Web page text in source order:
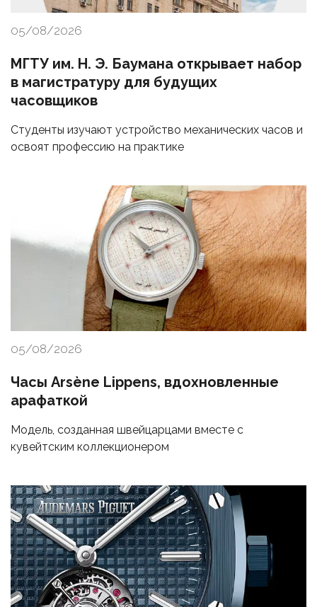
05/08/2026
МГТУ им. Н. Э. Баумана открывает набор
в магистратуру для будущих
часовщиков
Студенты изучают устройство механических часов и
освоят профессию на практике
05/08/2026
Часы Arsène Lippens, вдохновленные
арафаткой
Модель, созданная швейцарцами вместе с
кувейтским коллекционером